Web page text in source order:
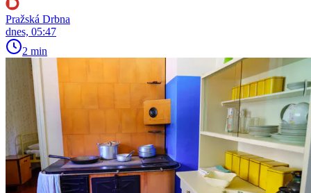
Pražská Drbna
dnes, 05:47
2 min